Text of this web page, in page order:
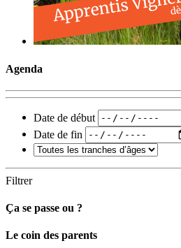
Agenda
Date de début
Date de fin
Filtrer
Ça se passe ou ?
Carto
Le coin des parents